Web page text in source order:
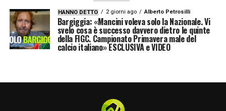
HANNO DETTO 2 giorni ago Alberto Petrosilli
Bargiggia: «Mancini voleva solo la Nazionale. Vi
svelo cosa è successo davvero dietro le quinte
della FIGC. Campionato Primavera male del
calcio italiano» ESCLUSIVA e VIDEO